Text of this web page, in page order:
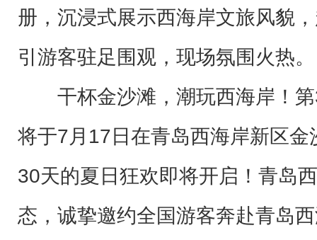
册，沉浸式展示西海岸文旅风貌
引游客驻足围观，现场氛围火热。
干杯金沙滩，潮玩西海岸！
将于7月17日在青岛西海岸新区
30天的夏日狂欢即将开启！青岛
态，诚挚邀约全国游客奔赴青岛